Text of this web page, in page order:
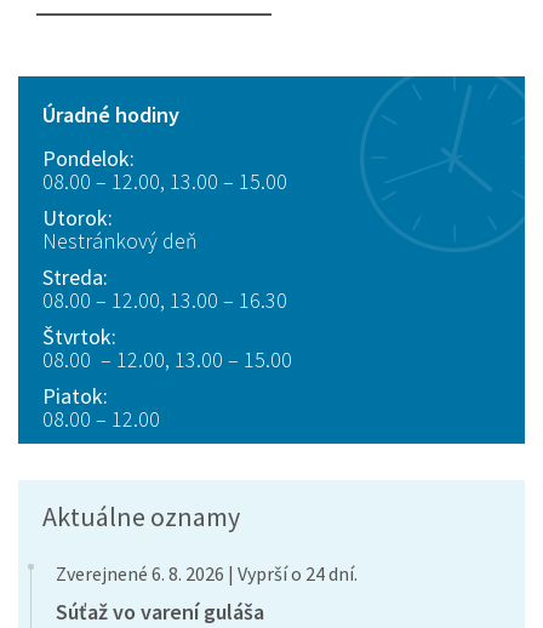
Úradné hodiny
Pondelok:
08.00 – 12.00, 13.00 – 15.00
Utorok:
Nestránkový deň
Streda:
08.00 – 12.00, 13.00 – 16.30
Štvrtok:
08.00 – 12.00, 13.00 – 15.00
Piatok:
08.00 – 12.00
Aktuálne oznamy
Zverejnené 6. 8. 2026 | Vyprší o 24 dní.
Súťaž vo varení guláša